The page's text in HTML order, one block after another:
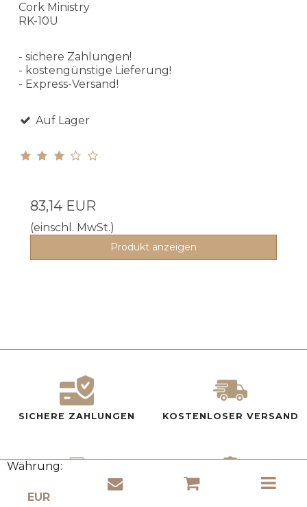
Währung:
Cork Ministry
RK-10U
- sichere Zahlungen!
- kostengünstige Lieferung!
- Express-Versand!
Auf Lager
83,14 EUR
(einschl. MwSt.)
Produkt anzeigen
SICHERE ZAHLUNGEN KOSTENLOSER VERSAND
HÖCHSTE QUALITÄT